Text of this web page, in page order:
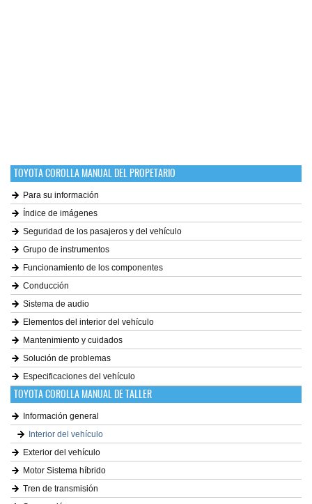
TOYOTA COROLLA MANUAL DEL PROPETARIO
Para su información
Índice de imágenes
Seguridad de los pasajeros y del vehículo
Grupo de instrumentos
Funcionamiento de los componentes
Conducción
Sistema de audio
Elementos del interior del vehículo
Mantenimiento y cuidados
Solución de problemas
Especificaciones del vehículo
TOYOTA COROLLA MANUAL DE TALLER
Información general
Interior del vehículo
Exterior del vehículo
Motor Sistema híbrido
Tren de transmisión